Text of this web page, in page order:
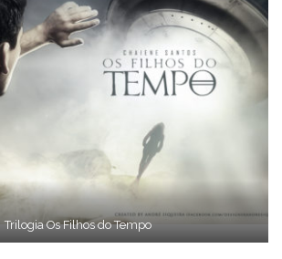
Trilogia Os Filhos do Tempo